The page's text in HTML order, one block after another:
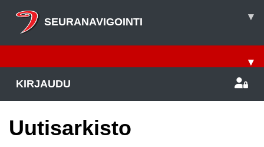
SEURANAVIGOINTI ▾
▾
KIRJAUDU
Uutisarkisto